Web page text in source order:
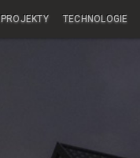
PROJEKTY TECHNOLOGIE